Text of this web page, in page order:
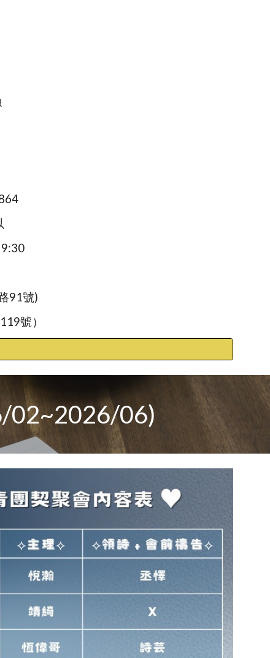
91號)
號）
02~2026/06)